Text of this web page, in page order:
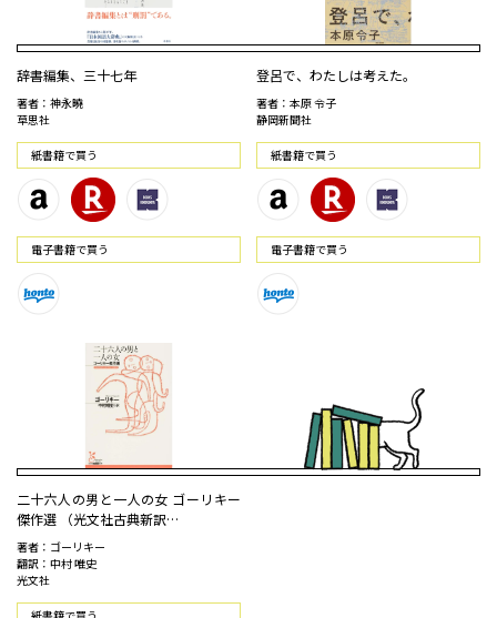
辞書編集、三十七年
著者：神永曉
草思社
紙書籍で買う
電⼦書籍で買う
登呂で、わたしは考えた。
著者：本原 令子
静岡新聞社
紙書籍で買う
電⼦書籍で買う
二十六人の男と一人の女 ゴーリキー
傑作選 （光文社古典新訳…
著者：ゴーリキー
翻訳：中村 唯史
光文社